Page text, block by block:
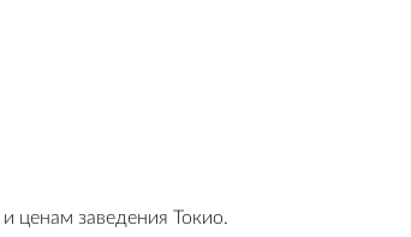
и ценам заведения Токио.